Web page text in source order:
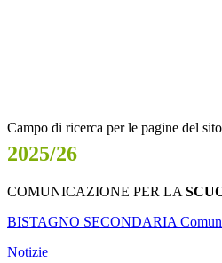
Campo di ricerca per le pagine del sito
2025/26
COMUNICAZIONE PER LA
BISTAGNO SECONDARIA
Notizie